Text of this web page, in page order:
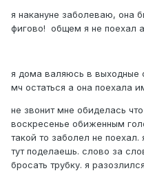
я накануне заболеваю, она
фигово! общем я не поехал
я дома валяюсь в выходные
мч остаться а она поехала
не звонит мне обиделась
воскресенье обиженным
такой то заболел не
тут поделаешь. слово за
бросать трубку. я